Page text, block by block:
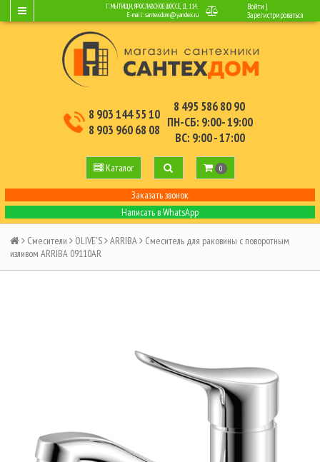
Г. МЫТИЩИ, ЯРОСЛАВСКОЕ ШОССЕ, Д.114.
E-mail:santexdom@yandex.ru
Войти |
Зарегистрироваться
8 903 144 55 10
8 903 960 68 08
8 495 586 80 90
ПН-СБ: 9:00- 19:00
ВС: 9:00 - 17:00
Каталог 0
Заказать звонок
Написать в WhatsApp
Смесители OLIVE'S ARRIBA
Смеситель для раковины с поворотным
изливом ARRIBA 09110AR